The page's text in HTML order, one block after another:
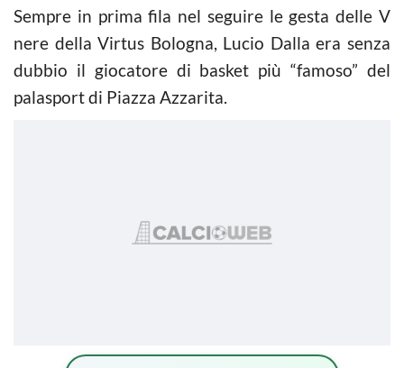
Sempre in prima fila nel seguire le gesta delle V
nere della Virtus Bologna, Lucio Dalla era senza
dubbio il giocatore di basket più “famoso” del
palasport di Piazza Azzarita.